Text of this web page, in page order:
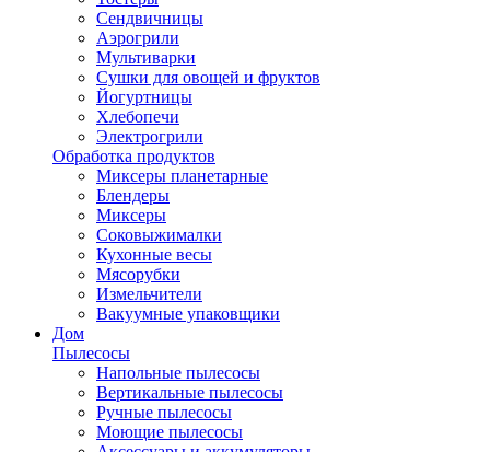
Сендвичницы
Аэрогрили
Мультиварки
Сушки для овощей и фруктов
Йогуртницы
Хлебопечи
Электрогрили
Обработка продуктов
Миксеры планетарные
Блендеры
Миксеры
Соковыжималки
Кухонные весы
Мясорубки
Измельчители
Вакуумные упаковщики
Дом
Пылесосы
Напольные пылесосы
Вертикальные пылесосы
Ручные пылесосы
Моющие пылесосы